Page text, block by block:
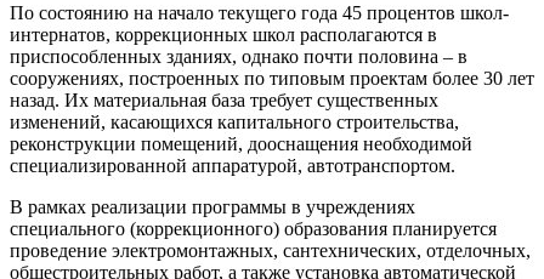
По состоянию на начало текущего года 45 процентов школ-
интернатов, коррекционных школ располагаются в
приспособленных зданиях, однако почти половина – в
сооружениях, построенных по типовым проектам более 30 лет
назад. Их материальная база требует существенных
изменений, касающихся капитального строительства,
реконструкции помещений, дооснащения необходимой
специализированной аппаратурой, автотранспортом.
В рамках реализации программы в учреждениях
специального (коррекционного) образования планируется
проведение электромонтажных, сантехнических, отделочных,
общестроительных работ, а также установка автоматической